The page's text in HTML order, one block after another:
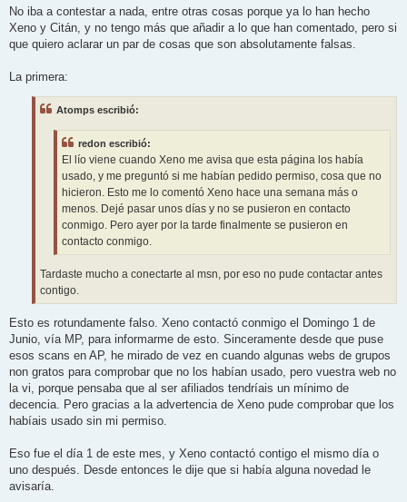
n
a
j
No iba a contestar a nada, entre otras cosas porque ya lo han hecho
Xeno y Citán, y no tengo más que añadir a lo que han comentado, pero si
que quiero aclarar un par de cosas que son absolutamente falsas.
La primera:
Atomps escribió:
redon escribió:
El lío viene cuando Xeno me avisa que esta página los había
usado, y me preguntó si me habían pedido permiso, cosa que no
hicieron. Esto me lo comentó Xeno hace una semana más o
menos. Dejé pasar unos días y no se pusieron en contacto
conmigo. Pero ayer por la tarde finalmente se pusieron en
contacto conmigo.
Tardaste mucho a conectarte al msn, por eso no pude contactar antes
contigo.
Esto es rotundamente falso. Xeno contactó conmigo el Domingo 1 de
Junio, vía MP, para informarme de esto. Sinceramente desde que puse
esos scans en AP, he mirado de vez en cuando algunas webs de grupos
non gratos para comprobar que no los habían usado, pero vuestra web no
la vi, porque pensaba que al ser afiliados tendríais un mínimo de
decencia. Pero gracias a la advertencia de Xeno pude comprobar que los
habíais usado sin mi permiso.
Eso fue el día 1 de este mes, y Xeno contactó contigo el mismo día o
uno después. Desde entonces le dije que si había alguna novedad le
avisaría.